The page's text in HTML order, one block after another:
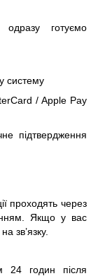
готуємо
систему
/ Apple Pay
підтвердження
проходять через
Якщо у вас
зв’язку.
24 годин після